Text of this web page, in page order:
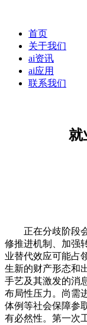
首页
关于我们
ai资讯
ai应用
联系我们
就
正在分歧阶段会
修推进机制、加强
业替代效应可能占
生新的财产形态和
手艺及其激发的消
布局性压力。尚需
体例等社会保障参
有必然性。第一次